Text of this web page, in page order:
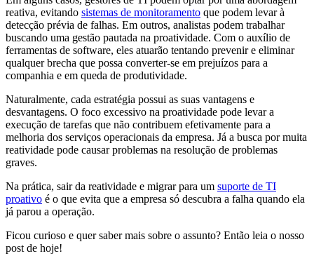
reativa, evitando sistemas de monitoramento que podem levar à
detecção prévia de falhas. Em outros, analistas podem trabalhar
buscando uma gestão pautada na proatividade. Com o auxílio de
ferramentas de software, eles atuarão tentando prevenir e eliminar
qualquer brecha que possa converter-se em prejuízos para a
companhia e em queda de produtividade.
Naturalmente, cada estratégia possui as suas vantagens e
desvantagens. O foco excessivo na proatividade pode levar a
execução de tarefas que não contribuem efetivamente para a
melhoria dos serviços operacionais da empresa. Já a busca por muita
reatividade pode causar problemas na resolução de problemas
graves.
Na prática, sair da reatividade e migrar para um suporte de TI
proativo é o que evita que a empresa só descubra a falha quando ela
já parou a operação.
Ficou curioso e quer saber mais sobre o assunto? Então leia o nosso
post de hoje!